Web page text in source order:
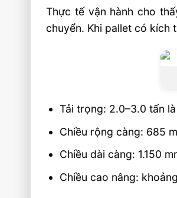
không?
Video xe nâng tay
Liên hệ mua sản
Thực tế vận hành cho
chuyển. Khi pallet có kích
Tải trọng: 2.0–3.0 tấn
Chiều rộng càng: 685
Chiều dài càng: 1.150
Chiều cao nâng: